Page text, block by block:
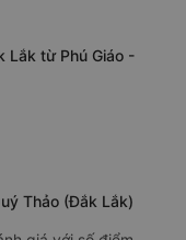
Lắk từ Phú Giáo -
Thảo (Đắk Lắk)